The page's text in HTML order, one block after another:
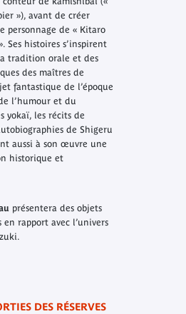
»), avant de créer
personnage de « Kitaro
Ses histoires s’inspirent
tradition orale et des
des maîtres de
fantastique de l’époque
l’humour et du
yokaï, les récits de
de Shigeru
aussi à son œuvre une
historique et
présentera des objets
en rapport avec l’univers
DES RÉSERVES